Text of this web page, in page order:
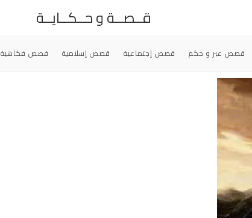
قــصــة و حــكــايــة
قصص عبر و حكم قصص إجتماعية قصص إسلامية قصص فكاهية